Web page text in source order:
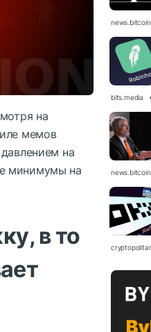
на
мемов
на
минимумы на
в то
bits.media